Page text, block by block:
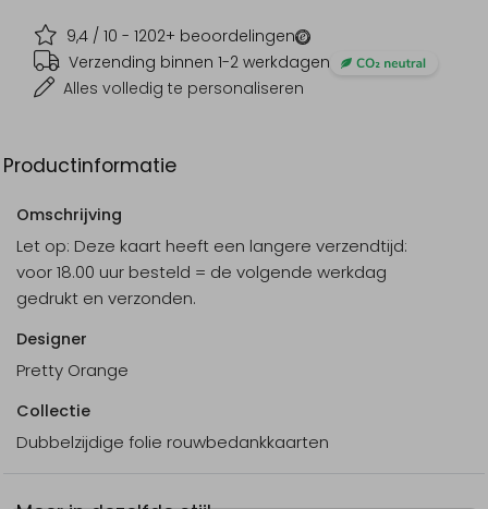
9,4 / 10 - 1202+ beoordelingen
Verzending binnen 1-2 werkdagen
Alles volledig te personaliseren
Productinformatie
Omschrijving
Let op: Deze kaart heeft een langere verzendtijd:
voor 18.00 uur besteld = de volgende werkdag
gedrukt en verzonden.
Designer
Pretty Orange
Collectie
Dubbelzijdige folie rouwbedankkaarten